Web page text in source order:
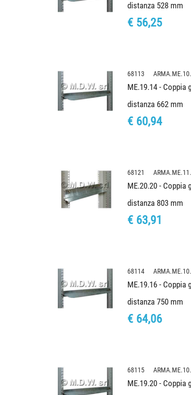
distanza 528 mm
€ 56,25
68113
ME.19.14 -
distanza 662 mm
€ 60,94
68121
ME.20.20 -
distanza 803 mm
€ 63,91
68114
ME.19.16 -
distanza 750 mm
€ 64,06
68115
ME.19.20 -